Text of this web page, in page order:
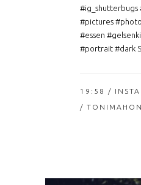
#pictures
#essen
#portrait #dark
19:58 /
/